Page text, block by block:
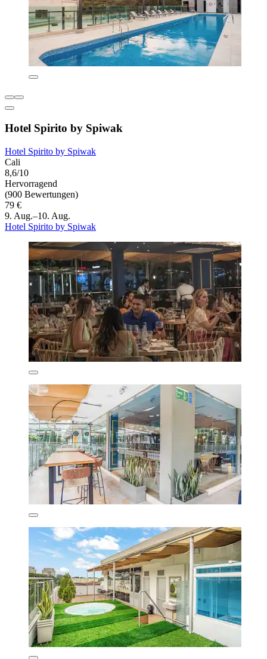
Hotel Spirito by Spiwak
Hotel Spirito by Spiwak
Cali
8,6/10
Hervorragend
(900 Bewertungen)
79 €
9. Aug.–10. Aug.
Hotel Spirito by Spiwak